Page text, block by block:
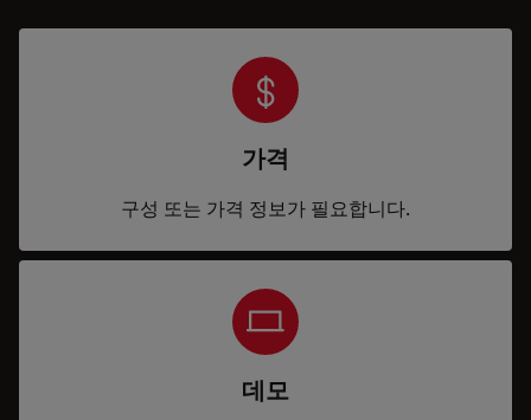
가격
구성 또는 가격 정보가 필요합니다.
데모